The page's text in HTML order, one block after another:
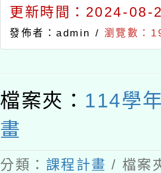
更新時間：2024-08-
發佈者：admin / 瀏覽數：
檔案夾： 114學
畫
分類： 課程計畫 / 檔案